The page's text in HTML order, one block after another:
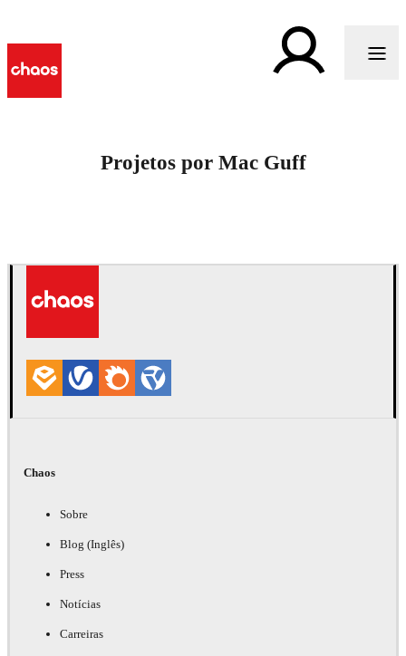
Projetos por Mac Guff
Chaos
Sobre
Blog (Inglês)
Press
Notícias
Carreiras